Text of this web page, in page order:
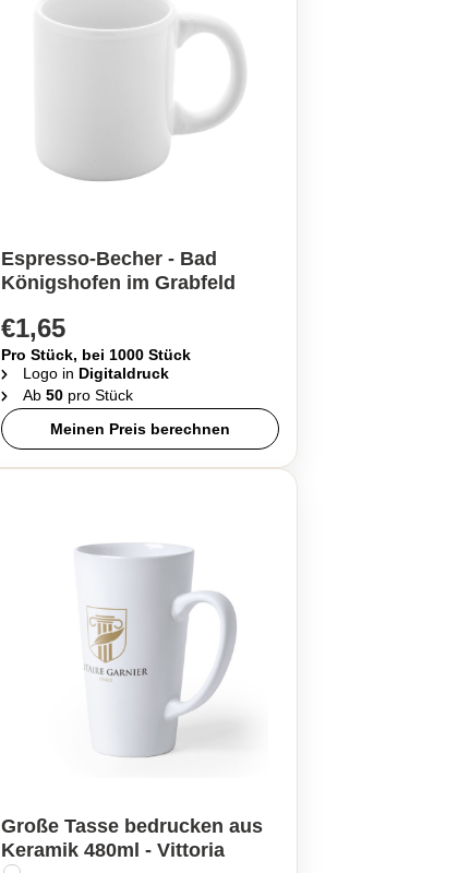
Espresso-Becher - Bad
Königshofen im Grabfeld
€1,65
Pro Stück, bei 1000 Stück
Logo in Digitaldruck
Ab 50pro Stück
Meinen Preis berechnen
Große Tasse bedrucken aus
Keramik 480ml - Vittoria